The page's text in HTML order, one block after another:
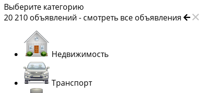
Выберите категорию
20 210 объявлений - смотреть все объявления
Недвижимость
Транспорт